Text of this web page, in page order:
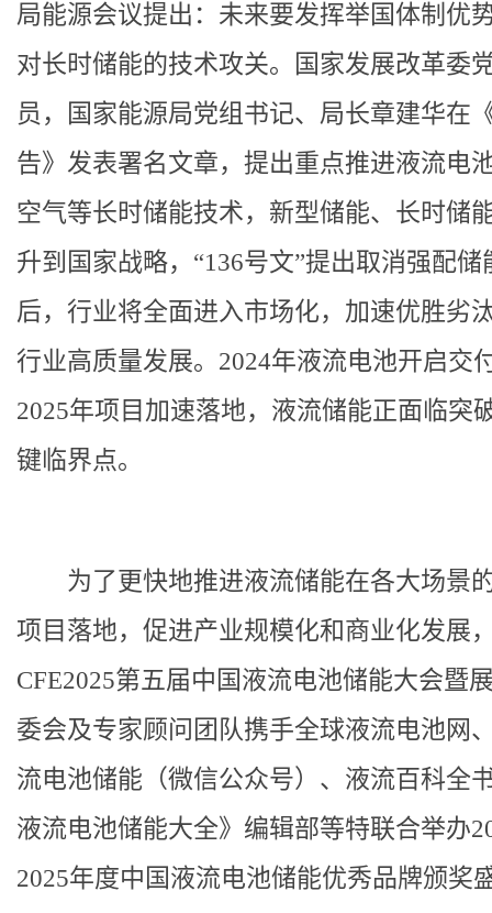
局能源会议提出：未来要发挥举国体制优
对长时储能的技术攻关。国家发展改革委
员，国家能源局党组书记、局长章建华在
告》发表署名文章，提出重点推进液流电
空气等长时储能技术，新型储能、长时储
升到国家战略，“136号文”提出取消强配储
后，行业将全面进入市场化，加速优胜劣
行业高质量发展。2024年液流电池开启交
2025年项目加速落地，液流储能正面临突
键临界点。
为了更快地推进液流储能在各大场景
项目落地，促进产业规模化和商业化发展
CFE2025第五届中国液流电池储能大会暨
委会及专家顾问团队携手全球液流电池网
流电池储能（微信公众号）、液流百科全
液流电池储能大全》编辑部等特联合举办
2025年度中国液流电池储能优秀品牌颁奖